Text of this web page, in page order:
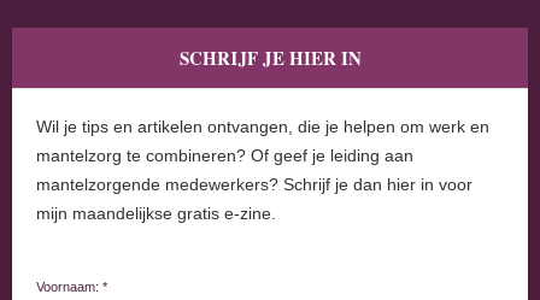
SCHRIJF JE HIER IN
Wil je tips en artikelen ontvangen, die je helpen om werk en
mantelzorg te combineren? Of geef je leiding aan
mantelzorgende medewerkers? Schrijf je dan hier in voor
mijn maandelijkse gratis e-zine.
Voornaam: *